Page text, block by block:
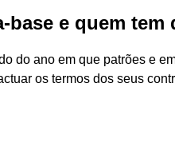
base e quem tem
do ano em que patrões e
os termos dos seus